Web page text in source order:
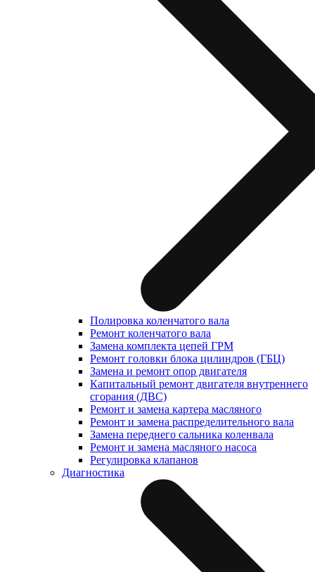
Полировка коленчатого вала
Ремонт коленчатого вала
Замена комплекта цепей ГРМ
Ремонт головки блока цилиндров (ГБЦ)
Замена и ремонт опор двигателя
Капитальный ремонт двигателя внутреннего
сгорания (ДВС)
Ремонт и замена картера масляного
Ремонт и замена распределительного вала
Замена переднего сальника коленвала
Ремонт и замена масляного насоса
Регулировка клапанов
Диагностика